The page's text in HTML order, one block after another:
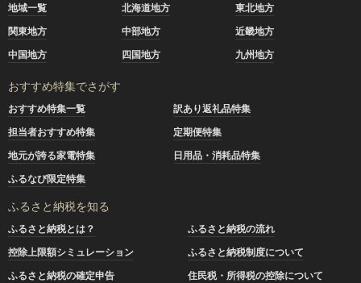
地域一覧 北海道地方
東北地方
関東地方
中部地方
近畿地方
中国地方
四国地方 九州地方
おすすめ特集でさがす
おすすめ特集一覧
訳あり返礼品特集
担当者おすすめ特集
定期便特集
地元が誇る家電特集
日用品・消耗品特集
ふるなび限定特集
ふるさと納税を知る
ふるさと納税とは？
ふるさと納税の流れ
控除上限額シミュレーション
ふるさと納税制度について
ふるさと納税の確定申告
住民税・所得税の控除について